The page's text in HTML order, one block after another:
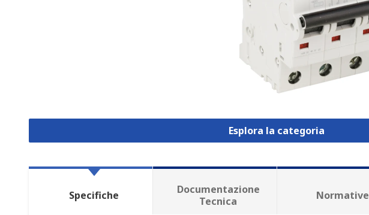
Esplora la categoria
Specifiche
Documentazione
Tecnica
Normative